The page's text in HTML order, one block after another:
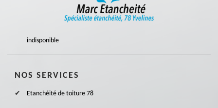
indisponible
NOS SERVICES
Etanchéité de toiture 78